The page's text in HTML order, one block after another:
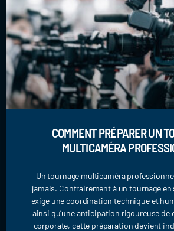
COMMENT PRÉPARER UN
MULTICAMÉRA
Un tournage multicaméra
jamais. Contrairement à un tournage
exige une coordination technique et
ainsi qu’une anticipation rigoureuse de
corporate, cette préparation devient